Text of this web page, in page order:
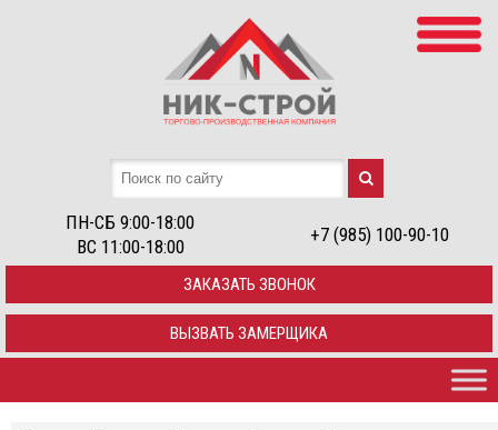
ПН-СБ 9:00-18:00
ВС 11:00-18:00
+7 (985) 100-90-10
ЗАКАЗАТЬ ЗВОНОК
ВЫЗВАТЬ ЗАМЕРЩИКА